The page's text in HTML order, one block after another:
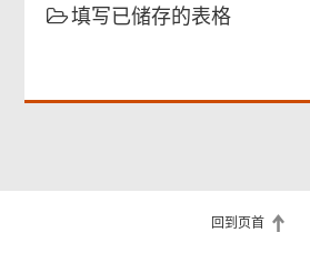
填写已储存的表格
回到页首